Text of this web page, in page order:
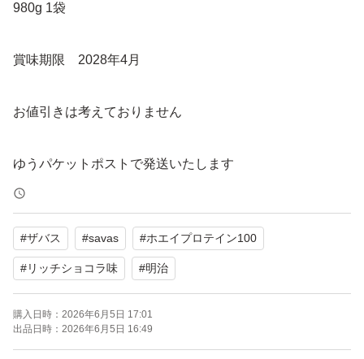
980g 1袋
賞味期限 2028年4月
お値引きは考えておりません
ゆうパケットポストで発送いたします
開封時、気をつけて
開封してください。
#MeijiSeikaファルマ
#明治ザバスホエイプロテイン100リッチショコラ味
#ザバス #savas #ホエイプロテイン100
#リッチショコラ味 #明治
購入日時： 2026年6月5日 17:01
出品日時： 2026年6月5日 16:49